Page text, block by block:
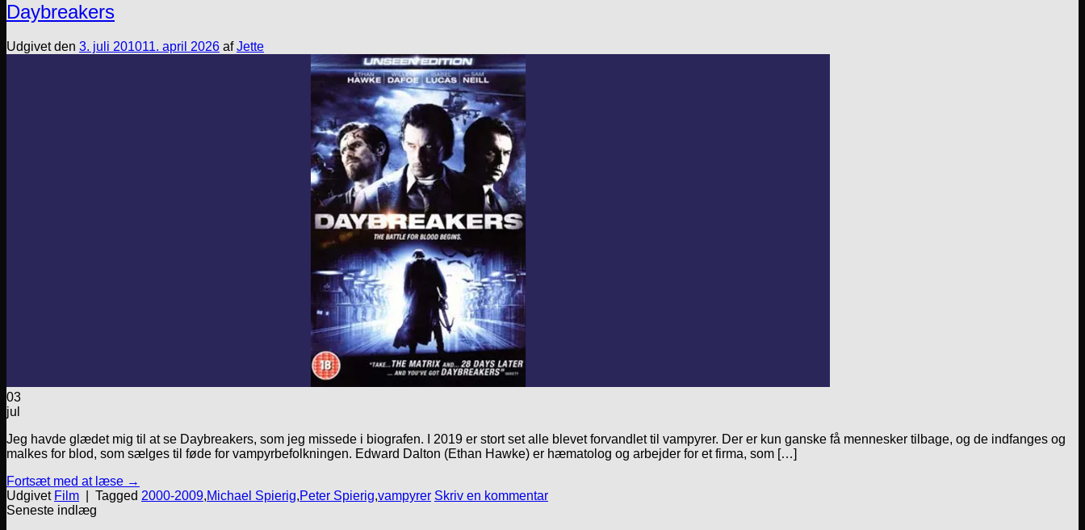
Daybreakers
Udgivet den 3. juli 201011. april 2026 afJette
03
jul
Jeg havde glædet mig til at se Daybreakers, som jeg missede i biografen. I 2019 er stort set alle blevet forvandlet til vampyrer. Der er kun ganske få mennesker tilbage, og de indfanges og
malkes for blod, som sælges til føde for vampyrbefolkningen. Edward Dalton (Ethan Hawke) er hæmatolog og arbejder for et firma, som […]
Fortsæt med at læse →
Udgivet Film Tagged 2000-2009,Michael Spierig,Peter Spierig,vampyrer Skriv en kommentar
Seneste indlæg